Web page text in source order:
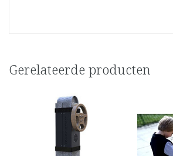
Gerelateerde producten